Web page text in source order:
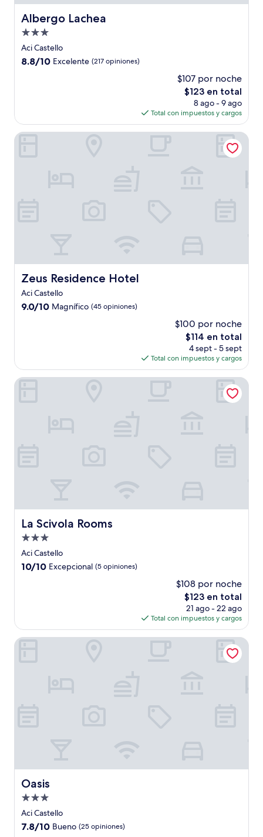
Albergo Lachea
Albergo Lachea
Propiedad
de
3.0
Aci Castello
8.8
8.8/10 Excelente (217 opiniones)
$107 por noche
El
precio
actual
es
de
$123 en total
8 ago - 9 ago
Total con impuestos y cargos
Zeus Residence Hotel
Zeus Residence Hotel
Aci Castello
9.0
9.0/10 Magnífico (45 opiniones)
$100 por noche
El
precio
actual
es
de
$114 en total
4 sept - 5 sept
Total con impuestos y cargos
Zeus Residence Hotel
La Scivola Rooms
La Scivola Rooms
Propiedad
de
3.0
Aci Castello
10.0
10/10 Excepcional (5 opiniones)
$108 por noche
El
precio
actual
es
de
$123 en total
21 ago - 22 ago
Total con impuestos y cargos
La Scivola Rooms
Oasis
Oasis
Propiedad
de
3.0
Aci Castello
7.8
7.8/10 Bueno (25 opiniones)
Oasis